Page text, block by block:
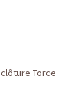
Torce